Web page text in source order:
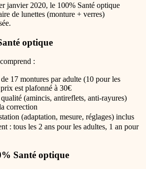
janvier 2020, le 100% Santé optique
de lunettes (monture + verres)
optique
:
17 montures par adulte (10 pour les
est plafonné à 30€
(amincis, antireflets, anti-rayures)
correction
(adaptation, mesure, réglages) inclus
: tous les 2 ans pour les adultes, 1 an pour
Santé optique